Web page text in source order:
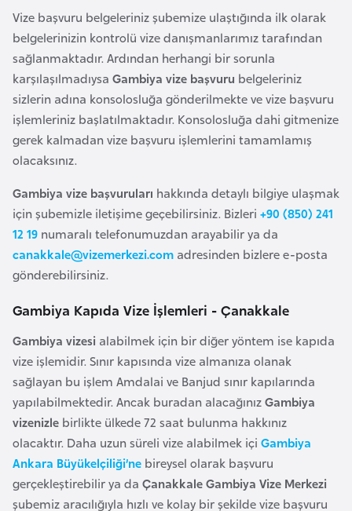
Vize başvuru belgeleriniz şubemize ulaştığında ilk olarak
belgelerinizin kontrolü vize danışmanlarımız tarafından
sağlanmaktadır. Ardından herhangi bir sorunla
karşılaşılmadıysa Gambiya vize başvuru belgeleriniz
sizlerin adına konsolosluğa gönderilmekte ve vize başvuru
işlemleriniz başlatılmaktadır. Konsolosluğa dahi gitmenize
gerek kalmadan vize başvuru işlemlerini tamamlamış
olacaksınız.
Gambiya vize başvuruları hakkında detaylı bilgiye ulaşmak
için şubemizle iletişime geçebilirsiniz. Bizleri +90 (850) 241
12 19 numaralı telefonumuzdan arayabilir ya da
canakkale@vizemerkezi.com adresinden bizlere e-posta
gönderebilirsiniz.
Gambiya Kapıda Vize İşlemleri - Çanakkale
Gambiya vizesi alabilmek için bir diğer yöntem ise kapıda
vize işlemidir. Sınır kapısında vize almanıza olanak
sağlayan bu işlem Amdalai ve Banjud sınır kapılarında
yapılabilmektedir. Ancak buradan alacağınızGambiya
vizenizle birlikte ülkede 72 saat bulunma hakkınız
olacaktır. Daha uzun süreli vize alabilmek içi Gambiya
Ankara Büyükelçiliği’ne bireysel olarak başvuru
gerçekleştirebilir ya da Çanakkale Gambiya Vize Merkezi
şubemiz aracılığıyla hızlı ve kolay bir şekilde vize başvuru
i
k
a
B
e
n
i
B
o
s
a
r
s
e
B
u